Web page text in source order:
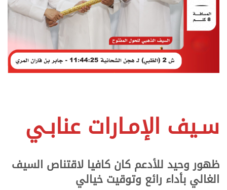
سـيف الإمـارات عنابـي
ظهور وحيد للأدعم كان كافيا لاقتناص السيف
الغالي بأداء رائع وتوقيت خيالي